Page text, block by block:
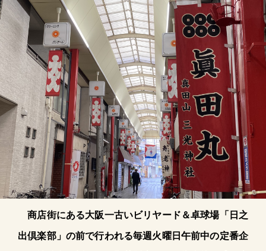
商店街にある大阪一古いビリヤード＆卓球場「日之
出倶楽部」の前で行われる毎週火曜日午前中の定番企